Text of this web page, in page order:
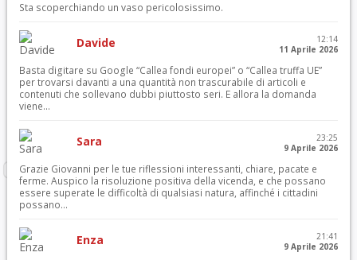
Sta scoperchiando un vaso pericolosissimo.
Davide
12:14
11 Aprile 2026
Basta digitare su Google “Callea fondi europei” o “Callea truffa UE”
per trovarsi davanti a una quantità non trascurabile di articoli e
contenuti che sollevano dubbi piuttosto seri. E allora la domanda
viene...
Sara
23:25
9 Aprile 2026
Grazie Giovanni per le tue riflessioni interessanti, chiare, pacate e
ferme. Auspico la risoluzione positiva della vicenda, e che possano
essere superate le difficoltà di qualsiasi natura, affinché i cittadini
possano...
Enza
21:41
9 Aprile 2026